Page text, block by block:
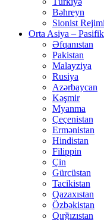
Bəhreyn
Sionist Rejimi
Orta Asiya – Pasifik
Əfqanıstan
Pakistan
Malayziya
Rusiya
Azərbaycan
Kəşmir
Myanma
Çeçenistan
Ermənistan
Hindistan
Filippin
Çin
Gürcüstan
Tacikistan
Qazaxıstan
Özbəkistan
Qırğızıstan